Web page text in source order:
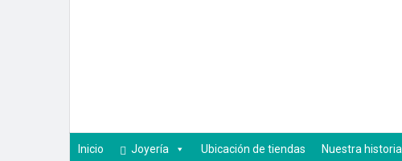
Inicio Joyería Ubicación de tiendas Nuestra historia